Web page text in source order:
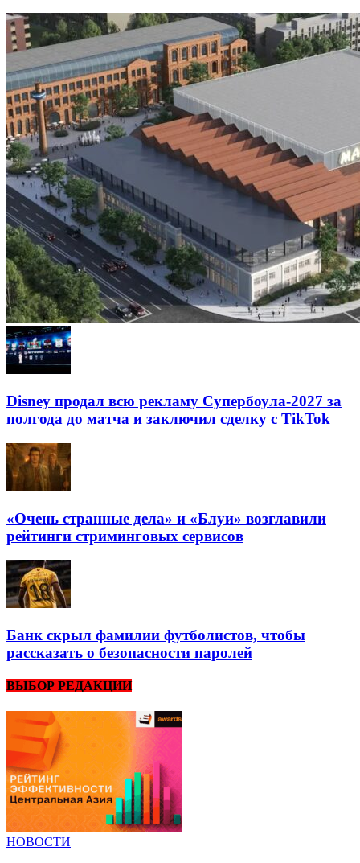
Disney продал всю рекламу Супербоула-2027 за
полгода до матча и заключил сделку с TikTok
«Очень странные дела» и «Блуи» возглавили
рейтинги стриминговых сервисов
Банк скрыл фамилии футболистов, чтобы
рассказать о безопасности паролей
ВЫБОР РЕДАКЦИИ
НОВОСТИ